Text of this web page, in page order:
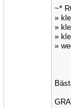
~*
»
»
»
»